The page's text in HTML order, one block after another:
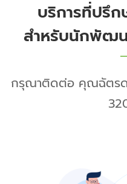
บริการที่ปรึ
สำหรับนักพัฒ
กรุณาติดต่อ คุณฉัตร